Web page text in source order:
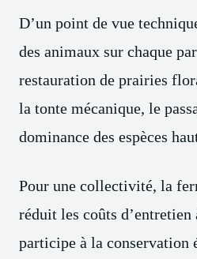
D’un point de vue
des animaux sur chaque
restauration de prairies
la tonte mécanique, le
dominance des espèces
Pour une collectivité, la
réduit les coûts
participe à la conservation